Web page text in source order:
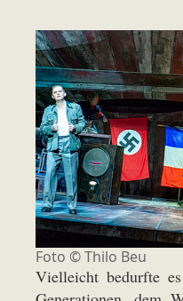
Foto ©Thilo Beu
Vielleicht bedurfte